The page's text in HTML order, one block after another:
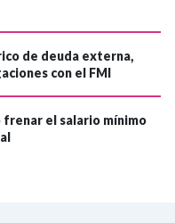
de deuda externa,
con el FMI
el salario mínimo